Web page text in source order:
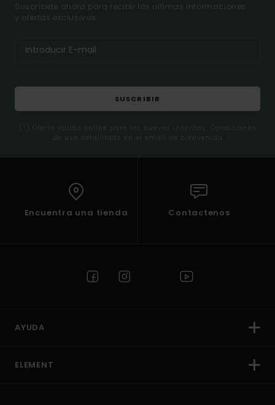
Suscríbete ahora para recibir las ultimas informaciones
y ofertas exclusivas.
SUSCRIBIR
(*) Oferta valida online para los nuevos inscritos. Condiciones
de uso detalladas en el email de bienvenida
Encuentra una tienda Contactenos
AYUDA
ELEMENT